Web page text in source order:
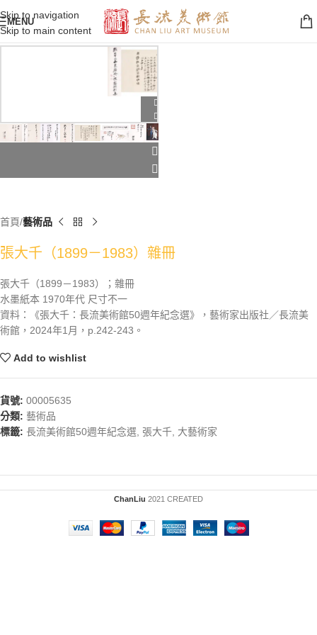
Skip to navigation
Skip to main content
MENU
首頁 藝術品
張大千（1899－1983）雜冊
張大千（1899－1983）；雜冊
水墨紙本 1970年代 尺寸不一
資料：《張大千：長流美術館50週年紀念選》，藝術家出版社／長流美
術館，2024年1月，p.242-243。
Add to wishlist
貨號: 00005635
分類: 藝術品
標籤: 長流美術館50週年紀念選, 張大千, 大藝術家
ChanLiu 2021 CREATED